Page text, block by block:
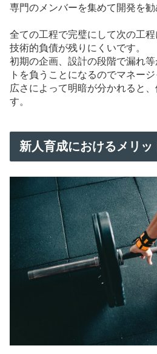
専門のメンバーを集めて開発を勧
全ての工程で完璧にして次の工
技術的負債が残りにくいです。
初期の企画、設計の段階で漏れ
トを負うことになるのでマネー
広さによって明暗が分かれると
す。
新人育成におけるメリッ